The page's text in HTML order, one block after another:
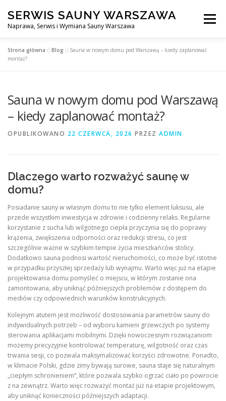
treści
SERWIS SAUNY WARSZAWA
Naprawa, Serwis i Wymiana Sauny Warszawa
Menu
SERWIS DO SAUNY WARSZAWA
Strona główna »Blog »Sauna w nowym domu pod Warszawą – kiedy zaplanować
montaż?
Sauna w nowym domu pod Warszawą
– kiedy zaplanować montaż?
OPUBLIKOWANO 22 CZERWCA, 2026 PRZEZ ADMIN
Dlaczego warto rozważyć saunę w
domu?
Posiadanie sauny w własnym domu to nie tylko element luksusu, ale
przede wszystkim inwestycja w zdrowie i codzienny relaks. Regularne
korzystanie z sucha lub wilgotnego ciepła przyczynia się do poprawy
krążenia, zwiększenia odporności oraz redukcji stresu, co jest
szczególnie ważne w szybkim tempie życia mieszkańców stolicy.
Dodatkowo sauna podnosi wartość nieruchomości, co może być istotne
w przypadku przyszłej sprzedaży lub wynajmu. Warto więc już na etapie
projektowania domu pomyśleć o miejscu, w którym zostanie ona
zamontowana, aby uniknąć późniejszych problemów z dostępem do
mediów czy odpowiednich warunków konstrukcyjnych.
Kolejnym atutem jest możliwość dostosowania parametrów sauny do
indywidualnych potrzeb – od wyboru kamieni grzewczych po systemy
sterowania aplikacjami mobilnymi. Dzięki nowoczesnym rozwiązaniom
możemy precyzyjnie kontrolować temperaturę, wilgotność oraz czas
trwania sesji, co pozwala maksymalizować korzyści zdrowotne. Ponadto,
w klimacie Polski, gdzie zimy bywają surowe, sauna staje się naturalnym
„ciepłym schronieniem”, które pozwala szybko ogrzać ciało po powrocie
z na zewnątrz. Warto więc rozważyć montaż już na etapie projektowym,
aby uniknąć konieczności późniejszych adaptacji.